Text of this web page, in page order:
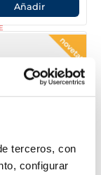
terceros, con
configurar
Añadir